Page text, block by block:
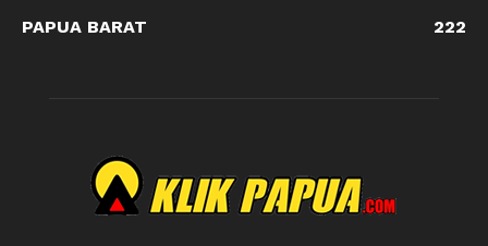
PAPUA BARAT
222